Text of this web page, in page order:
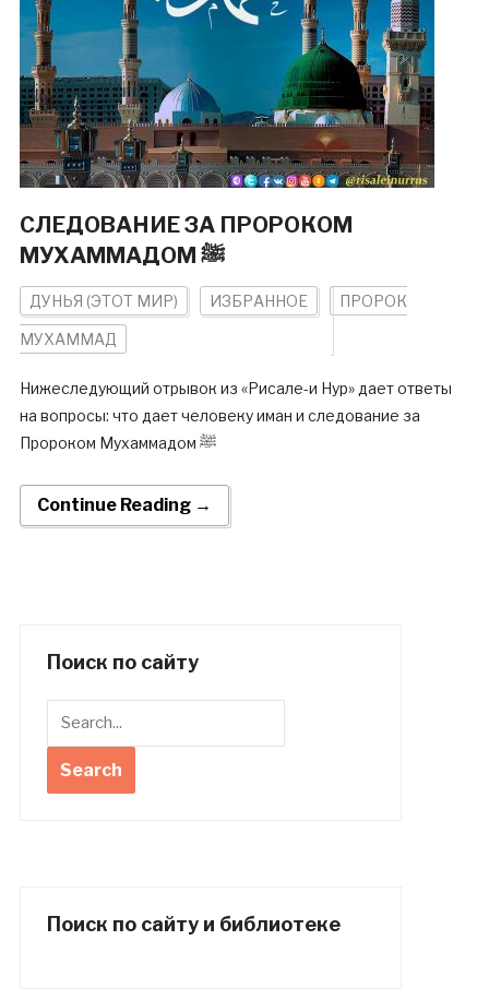
СЛЕДОВАНИЕ ЗА ПРОРОКОМ
МУХАММАДОМ ﷺ
ДУНЬЯ (ЭТОТ МИР) ИЗБРАННОЕ ПРОРОК
МУХАММАД
Нижеследующий отрывок из «Рисале-и Нур» дает ответы
на вопросы: что дает человеку иман и следование за
Пророком Мухаммадом ﷺ
Continue Reading →
Поиск по сайту
Поиск по сайту и библиотеке